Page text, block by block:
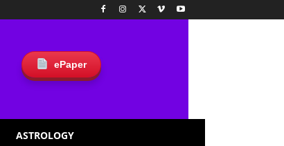
ePaper
ASTROLOGY